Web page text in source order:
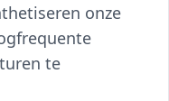
onze
te